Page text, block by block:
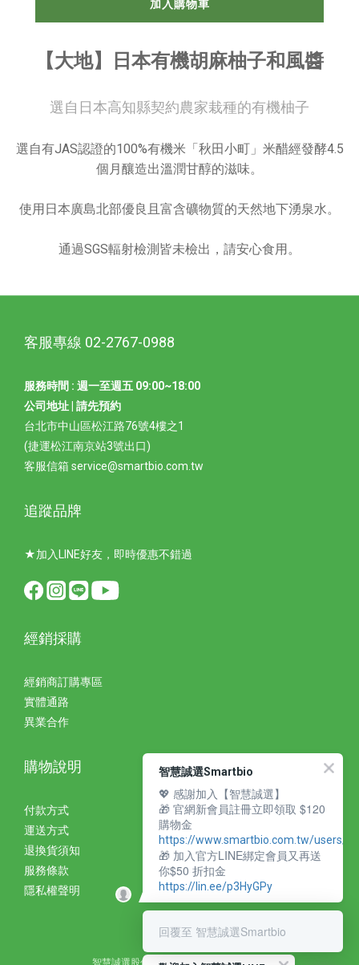
加入購物車
【大地】日本有機胡麻柚子和風醬
選自日本高知縣契約農家栽種的有機柚子
選自有JAS認證的100%有機米「秋田小町」米醋經發酵4.5
個月釀造出溫潤甘醇的滋味。
使用日本廣島北部優良且富含礦物質的天然地下湧泉水。
通過SGS輻射檢測皆未檢出，請安心食用。
客服專線 02-2767-0988
服務時間 : 週一至週五 09:00~18:00
公司地址 | 請先預約
台北市中山區松江路76號4樓之1
(捷運松江南京站3號出口)
客服信箱 service@smartbio.com.tw
追蹤品牌
★加入LINE好友，即時優惠不錯過
經銷採購
經銷商訂購專區
實體通路
異業合作
購物說明
付款方式
運送方式
退換貨須知
服務條款
隱私權聲明
智慧誠選Smartbio
💖 感謝加入【智慧誠選】
🎁 官網新會員註冊立即領取 $120
購物金
https://www.smartbio.com.tw/users/
🎁 加入官方LINE綁定會員又再送
你$50 折扣金
https://lin.ee/p3HyGPy
回覆至 智慧誠選Smartbio